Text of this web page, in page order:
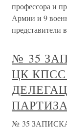
профессора и
Армии и 9
№ 35
ЦК
№ 35